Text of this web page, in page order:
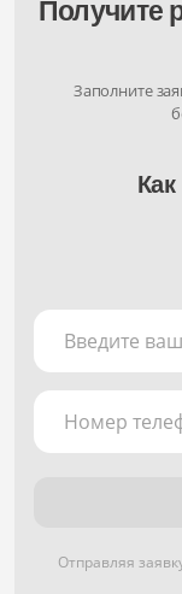
Получите
Заполните
Введите
Номер
Отправляя